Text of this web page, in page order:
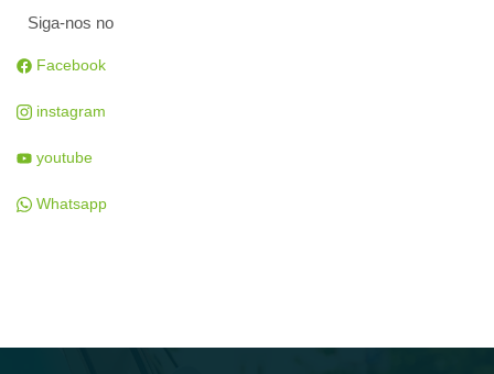
Siga-nos no
Facebook
instagram
youtube
Whatsapp